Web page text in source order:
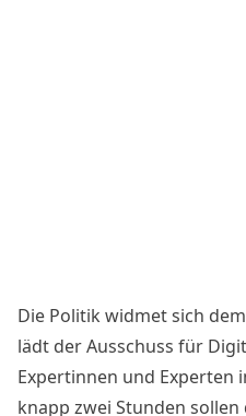
Die Politik widmet sich
lädt der Ausschuss für
Expertinnen und Experten
knapp zwei Stunden